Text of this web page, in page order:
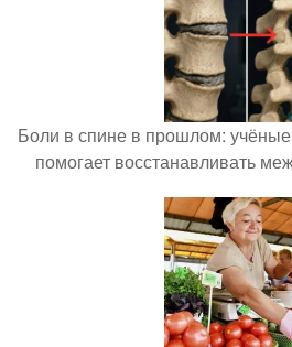
Боли в спине в прошлом: учёные
помогает восстанавливать